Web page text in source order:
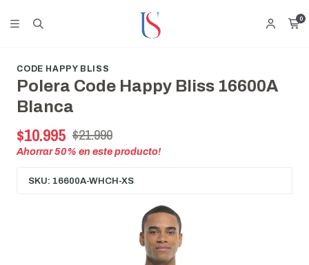
0
CODE HAPPY BLISS
Polera Code Happy Bliss 16600A
Blanca
$10.995 $21.990
Ahorrar50% en este producto!
SKU: 16600A-WHCH-XS